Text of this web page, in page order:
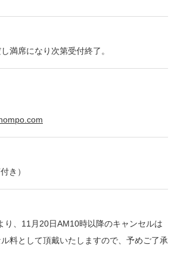
満席になり次第受付終了。
き）
り、11月20日AM10時以降のキャンセルは
料として頂戴いたしますので、予めご了承